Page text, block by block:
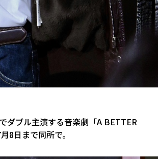
ダブル主演する音楽劇「A BETTER
8日まで同所で。